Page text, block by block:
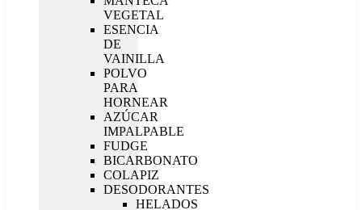
VEGETAL
ESENCIA
DE
VAINILLA
POLVO
PARA
HORNEAR
AZÚCAR
IMPALPABLE
FUDGE
BICARBONATO
COLAPIZ
DESODORANTES
HELADOS